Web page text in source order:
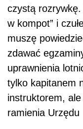
czystą rozrywkę.
w kompot” i
muszę
zdawać
uprawnienia
tylko kapitanem
instruktorem,
ramienia Urzędu